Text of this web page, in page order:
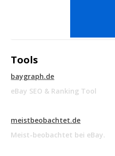
Tools
baygraph.de
eBay SEO & Ranking Tool
meistbeobachtet.de
Meist-beobachtet bei eBay.